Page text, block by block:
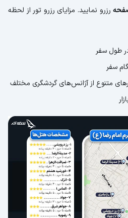
رزرو نمایید. مزایای رزرو تور از لحظه
طول سفر
سفر
متنوع از آژانس‌های گردشگری مختلف